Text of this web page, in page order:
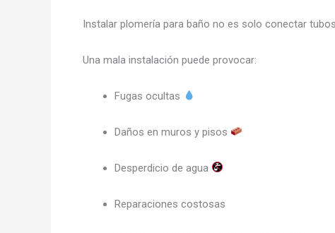
Instalar plomería para baño no es solo conectar
Una mala instalación puede provocar:
Fugas ocultas
Daños en muros y pisos
Desperdicio de agua
Reparaciones costosas